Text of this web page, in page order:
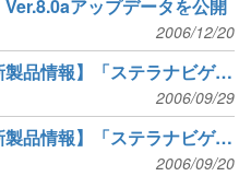
アップデータを公開
2006/12/20
【アストロアーツ新製品情報】「ステラナビゲータ Ver.8」を発売
2006/09/29
【アストロアーツ新製品情報】「ステラナビゲータ Ver.8」バージョンアップサービス開始
2006/09/20